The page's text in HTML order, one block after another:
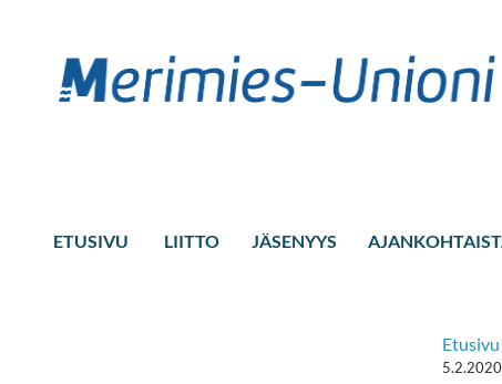
ETUSIVU LIITTO JÄSENYYS
Etusivu
5.2.2020